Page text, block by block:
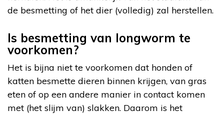
de besmetting of het dier (volledig) zal herstellen.
Is besmetting van longworm te
voorkomen?
Het is bijna niet te voorkomen dat honden of
katten besmette dieren binnen krijgen, van gras
eten of op een andere manier in contact komen
met (het slijm van) slakken. Daarom is het